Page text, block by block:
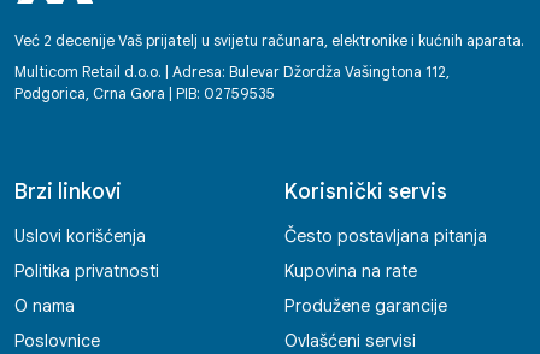
Već 2 decenije Vaš prijatelj u svijetu računara, elektronike i kućnih aparata.
Multicom Retail d.o.o. | Adresa: Bulevar Džordža Vašingtona 112,
Podgorica, Crna Gora | PIB: 02759535
Brzi linkovi
Uslovi korišćenja
Politika privatnosti
O nama
Poslovnice
Korisnički servis
Često postavljana pitanja
Kupovina na rate
Produžene garancije
Ovlašćeni servisi